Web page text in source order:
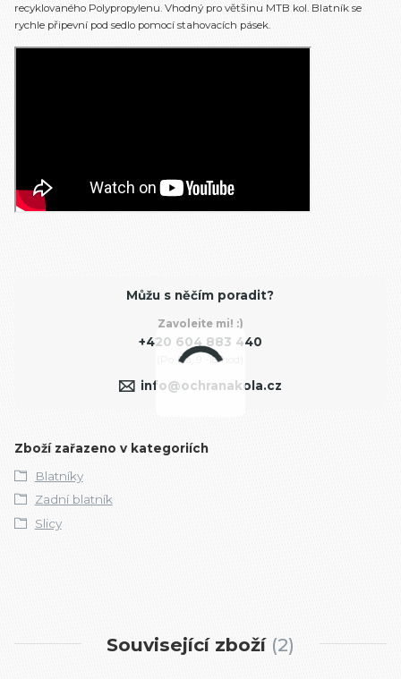
recyklovaného Polypropylenu. Vhodný pro většinu MTB kol. Blatník se
rychle připevní pod sedlo pomocí stahovacích pásek.
Můžu s něčím poradit?
Zavolejte mi! :)
+420 604 883 440
(Po-Pá, 9 -18 hod)
info@ochranakola.cz
Zboží zařazeno v kategoriích
Blatníky
Zadní blatník
Slicy
Související zboží 2